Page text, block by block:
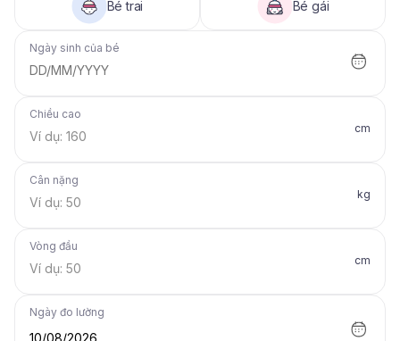
Bé trai Bé gái
Ngày sinh của bé
DD/MM/YYYY
Chiều cao
cm
Cân nặng
kg
Vòng đầu
cm
Ngày đo lường
10/08/2026